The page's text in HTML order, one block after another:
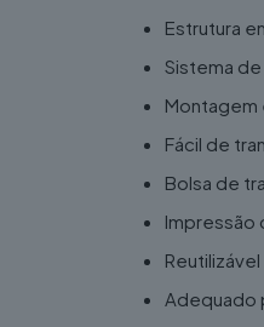
Estrutura
Sistema
Fácil de
Bolsa de
Impressão
Adequado